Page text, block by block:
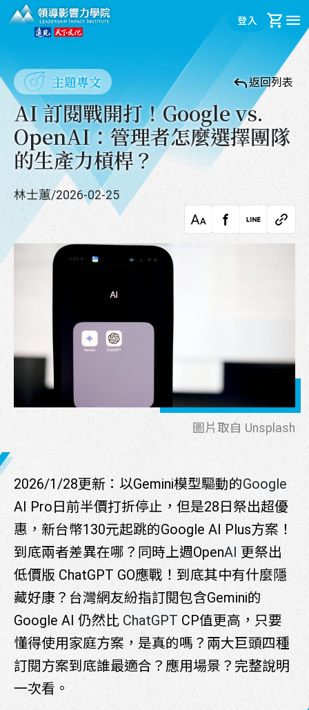
領導影響力學院
購
登入
主題專文
AI 訂閱戰開打！Google vs.
OpenAI：管理者怎麼選擇團隊
的生產力槓桿？
林士蕙/2026-02-25
字級調整facebook
LINE複製
返回列表
圖片取自 Unsplash
2026/1/28更新：以Gemini模型驅動的Google
AI Pro日前半價打折停止，但是28日祭出超優
惠，新台幣130元起跳的Google AI Plus方案！
到底兩者差異在哪？同時上週OpenAI 更祭出
低價版 ChatGPT GO應戰！到底其中有什麼隱
藏好康？台灣網友紛指訂閱包含Gemini的
Google AI 仍然比 ChatGPT CP值更高，只要
懂得使用家庭方案，是真的嗎？兩大巨頭四種
訂閱方案到底誰最適合？應用場景？完整說明
一次看。